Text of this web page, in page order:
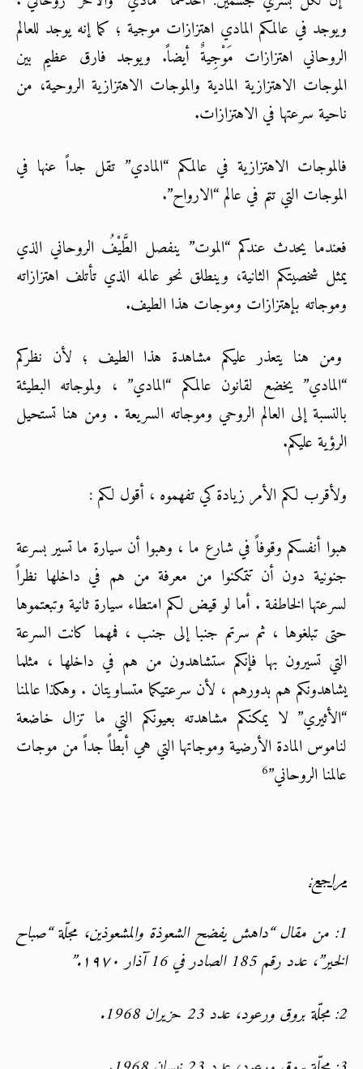
ويوجد في عالمكم المادي اهتزازات موجية ؛ كما إنه يوجد للعالم
الروحاني اهتزازات مَوْجِيةٌ أيضاً. ويوجد فارق عظيم بين
الموجات الاهتزازية المادية والموجات الاهتزازية الروحية، من
ناحية سرعتها في الاهتزازات.
فالموجات الاهتزازية في عالمكم “المادي” تقل جداً عنها في
الموجات التي تتم في عالم “الارواح”.
فعندما يحدث عندكم “الموت” ينفصل الطَّيْفُ الروحاني الذي
يمثل شخصيتكم الثانية، وينطلق نحو عالمه الذي تأتلف اهتزازاته
وموجاته بإهتزازات وموجات هذا الطيف.
ومن هنا يتعذر عليكم مشاهدة هذا الطيف ؛ لأن نظركم
“المادي” يخضع لقانون عالمكم “المادي” ، ولموجاته البطيئة
بالنسبة إلى العالم الروحي وموجاته السريعة . ومن هنا تستحيل
الرؤية عليكم.
ولأقرب لكم الأمر زيادة كي تفهموه ، أقول لكم :
هبوا أنفسكم وقوفاً في شارع ما ، وهبوا أن سيارة ما تسير بسرعة
جنونية دون أن تتمكنوا من معرفة من هم في داخلها نظراً
لسرعتها الخاطفة . أما لو قيض لكم امتطاء سيارة ثانية وتبعتموها
حتى تبلغوها ، ثم سرتم جنبا إلى جنب ، فمهما كانت السرعة
التي تسيرون بها فإنكم ستشاهدون من هم في داخلها ، مثلما
يشاهدونكم هم بدورهم ، لأن سرعتيكما متساويتان . وهكذا عالمنا
“الأثيري” لا يمكنكم مشاهدته بعيونكم التي ما تزال خاضعة
لناموس المادة الأرضية وموجاتها التي هي أبطاً جداً من موجات
عالمنا الروحاني”6
مراجع:
1: من مقال “داهش يفضح الشعوذة والمشعوذين، مجلّة “صباح
الخير”، عدد رقم 185 الصادر في 16 آذار ١٩٧٠.”
2: مجلّة بروق ورعود، عدد 23 حزيران 1968.